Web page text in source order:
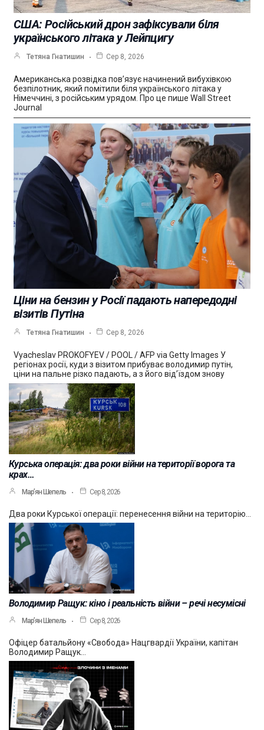
США: Російський дрон зафіксували біля
українського літака у Лейпцигу
Тетяна Гнатишин Сер 8, 2026
Американська розвідка пов’язує начинений вибухівкою
безпілотник, який помітили біля українського літака у
Німеччині, з російським урядом. Про це пише Wall Street
Journal
Ціни на бензин у Росії падають напередодні
візитів Путіна
Тетяна Гнатишин Сер 8, 2026
Vyacheslav PROKOFYEV / POOL / AFP via Getty Images У
регіонах росії, куди з візитом прибуває володимир путін,
ціни на пальне різко падають, а з його від’їздом знову
Курська операція: два роки війни на території ворога та
крах…
Мар’ян Шепель Сер 8, 2026
Два роки Курської операції: перенесення війни на територію…
Володимир Ращук: кіно і реальність війни – речі несумісні
Мар’ян Шепель Сер 8, 2026
Офіцер батальйону «Свобода» Нацгвардії України, капітан
Володимир Ращук…